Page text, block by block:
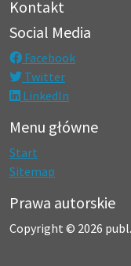
Kontakt
Social Media
Facebook
Twitter
LinkedIn
Menu główne
Start
Sitemap
Prawa autorskie
Copyright © 2026